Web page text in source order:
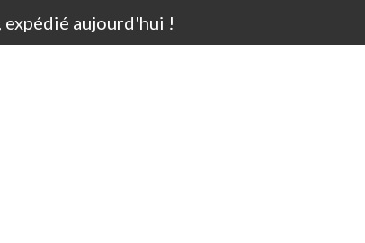
expédié aujourd'hui !